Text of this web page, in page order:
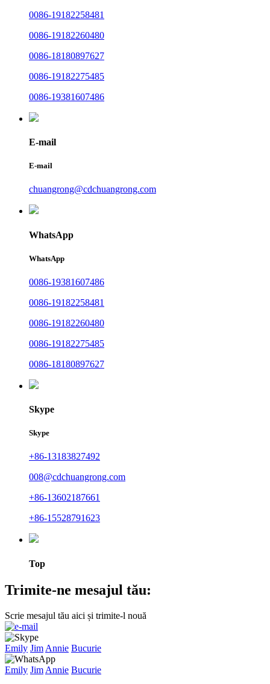
0086-19182258481
0086-19182260480
0086-18180897627
0086-19182275485
0086-19381607486
E-mail
E-mail
chuangrong@cdchuangrong.com
WhatsApp
WhatsApp
0086-19381607486
0086-19182258481
0086-19182260480
0086-19182275485
0086-18180897627
Skype
Skype
+86-13183827492
008@cdchuangrong.com
+86-13602187661
+86-15528791623
Top
Trimite-ne mesajul tău:
Scrie mesajul tău aici și trimite-l nouă
Emily Jim Annie Bucurie
Emily Jim Annie Bucurie